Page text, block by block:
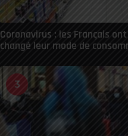
Coronavirus : les Français
changé leur mode de
3